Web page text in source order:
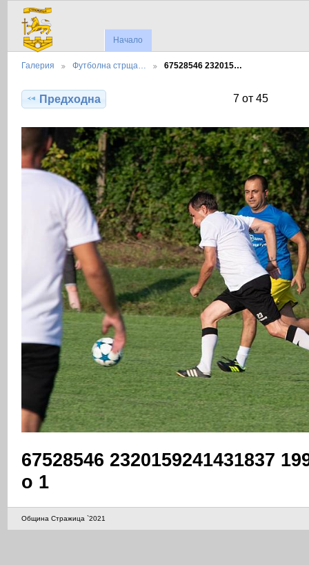
Начало
Галерия Футболна стрща… 67528546 232015…
Предходна 7 от 45
67528546 2320159241431837
o 1
Община Стражица `2021